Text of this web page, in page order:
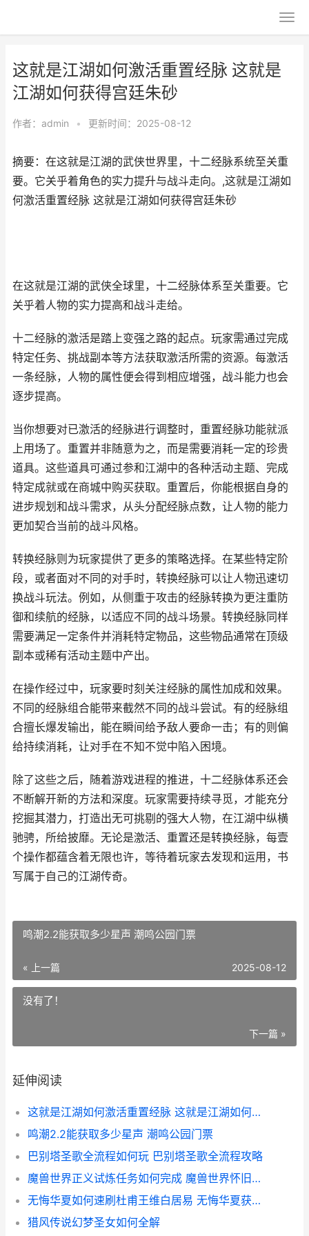
这就是江湖如何激活重置经脉 这就是
江湖如何获得宫廷朱砂
作者： admin • 更新时间：2025-08-12
摘要：在这就是江湖的武侠世界里，十二经脉系统至关重
要。它关乎着角色的实力提升与战斗走向。,这就是江湖如
何激活重置经脉 这就是江湖如何获得宫廷朱砂
在这就是江湖的武侠全球里，十二经脉体系至关重要。它
关乎着人物的实力提高和战斗走给。
十二经脉的激活是踏上变强之路的起点。玩家需通过完成
特定任务、挑战副本等方法获取激活所需的资源。每激活
一条经脉，人物的属性便会得到相应增强，战斗能力也会
逐步提高。
当你想要对已激活的经脉进行调整时，重置经脉功能就派
上用场了。重置并非随意为之，而是需要消耗一定的珍贵
道具。这些道具可通过参和江湖中的各种活动主题、完成
特定成就或在商城中购买获取。重置后，你能根据自身的
进步规划和战斗需求，从头分配经脉点数，让人物的能力
更加契合当前的战斗风格。
转换经脉则为玩家提供了更多的策略选择。在某些特定阶
段，或者面对不同的对手时，转换经脉可以让人物迅速切
换战斗玩法。例如，从侧重于攻击的经脉转换为更注重防
御和续航的经脉，以适应不同的战斗场景。转换经脉同样
需要满足一定条件并消耗特定物品，这些物品通常在顶级
副本或稀有活动主题中产出。
在操作经过中，玩家要时刻关注经脉的属性加成和效果。
不同的经脉组合能带来截然不同的战斗尝试。有的经脉组
合擅长爆发输出，能在瞬间给予敌人要命一击；有的则偏
给持续消耗，让对手在不知不觉中陷入困境。
除了这些之后，随着游戏进程的推进，十二经脉体系还会
不断解开新的方法和深度。玩家需要持续寻觅，才能充分
挖掘其潜力，打造出无可挑剔的强大人物，在江湖中纵横
驰骋，所给披靡。无论是激活、重置还是转换经脉，每壹
个操作都蕴含着无限也许，等待着玩家去发现和运用，书
写属于自己的江湖传奇。
鸣潮2.2能获取多少星声 潮鸣公园门票
« 上一篇 2025-08-12
没有了！
下一篇 »
延伸阅读
这就是江湖如何激活重置经脉 这就是江湖如何获得宫廷朱砂
鸣潮2.2能获取多少星声 潮鸣公园门票
巴别塔圣歌全流程如何玩 巴别塔圣歌全流程攻略
魔兽世界正义试炼任务如何完成 魔兽世界怀旧服正义试炼怎么做
无悔华夏如何速刷杜甫王维白居易 无悔华夏获胜条件
猎风传说幻梦圣女如何全解